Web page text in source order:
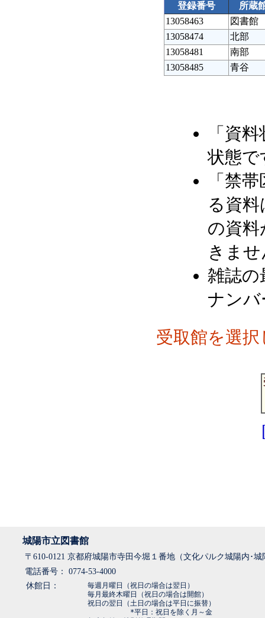
登録番号
所蔵
13058463
図書館
13058474
北部
13058481
南部
13058485
青谷
「資
状態で
「禁
る資
の資料
きま
雑誌の
ナン
受取館を選
城陽市立図書館
〒610-0121 京都府城陽市寺田今堀１番地（文化パルク城陽内･
電話番号： 0774-53-4000
休館日：
毎週月曜日（祝日の場合は翌日）
毎月最終木曜日（祝日の場合は開館）
祝日の翌日（土日の場合は平日に振替）
*平日：祝日を除く月～金